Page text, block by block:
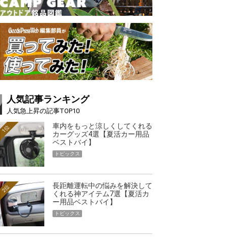
人気記事ランキング
人気急上昇の記事TOP10
車内をもっと涼しくしてくれる
カーグッズ4選【夏活カー用品
ベストバイ】
1位
トピックス
長距離運転中の悩みを解決して
くれる神アイテム7選【夏活カ
ー用品ベストバイ】
2位
トピックス